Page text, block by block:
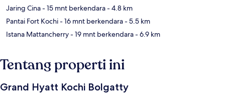
Jaring Cina- 15 mnt berkendara- 4.8 km
Pantai Fort Kochi- 16 mnt berkendara- 5.5 km
Istana Mattancherry- 19 mnt berkendara- 6.9 km
Tentang properti ini
Grand Hyatt Kochi Bolgatty